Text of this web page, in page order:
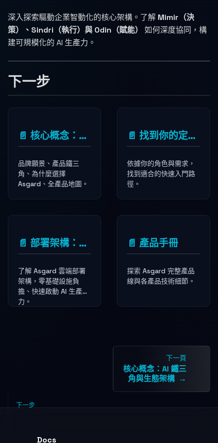
深入探索驅動企業智動化的核心架構。了解 Mimir（決
策）、Sindri（執行）與 Odin（賦能）
如何深度協同，構
建可規模化的 AI 生產力。
下一步
📄️ 核心概念：AI 鐵三角與生態架構
品牌願景、產品鐵三
角、為什麼選擇
Asgard、全產品地圖。
📄️ 找到你的定位：快速入門指南
依據你的角色與需求，
找到適合的快速入門路
徑。
📄️ 部署架構：雲端 SaaS
了解 Asgard 雲端部署
架構，零基礎設施負
擔、快速啟動 AI 生產
力。
📄️ 產品手冊
探索 Asgard 完整產品
線與各產品技術細節。
下一頁
核心概念：AI 鐵三
角與生態架構
下一步
Docs